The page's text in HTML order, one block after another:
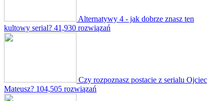
Alternatywy 4 - jak dobrze znasz ten
kultowy serial? 41,930 rozwiązań
Czy rozpoznasz postacie z serialu Ojciec
Mateusz? 104,505 rozwiązań